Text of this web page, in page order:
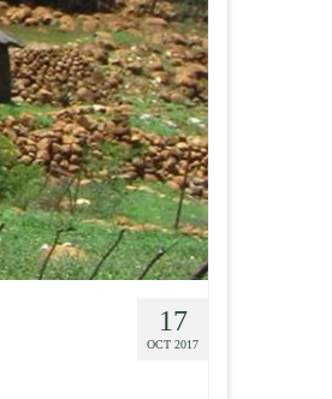
17
OCT 2017